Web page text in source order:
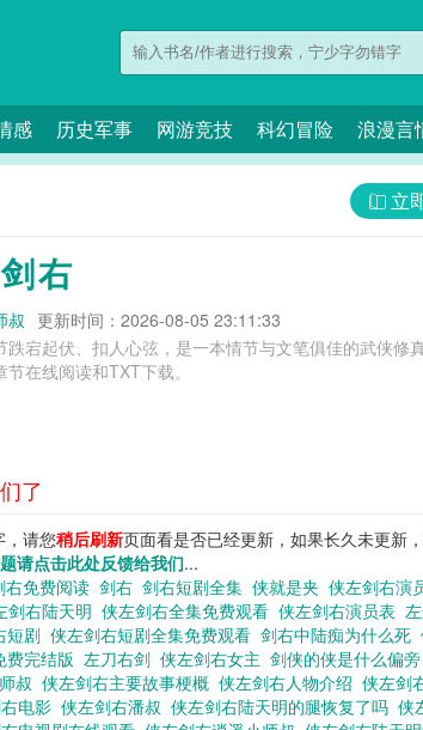
感 历史军事 网游竞技 科幻冒险 浪漫言
立
右
叔 更新时间：2026-08-05 23:11:33
跌宕起伏、扣人心弦，是一本情节与文笔俱佳的武侠
在线阅读和TXT下载。
了
，请您稍后刷新页面看是否已经更新，如果长久未更新
请点击此处反馈给我们...
右免费阅读 剑右 剑右短剧全集 侠就是夹 侠左剑右演
剑右陆天明 侠左剑右全集免费观看 侠左剑右演员表
短剧 侠左剑右短剧全集免费观看 剑右中陆痴为什么死
费完结版 左刀右剑 侠左剑右女主 剑侠的侠是什么偏旁
叔 侠左剑右主要故事梗概 侠左剑右人物介绍 侠左剑
电影 侠左剑右潘叔 侠左剑右陆天明的腿恢复了吗 侠